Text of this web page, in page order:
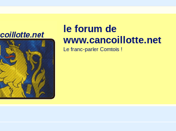
le forum de
www.cancoillotte.net
Le franc-parler Comtois !